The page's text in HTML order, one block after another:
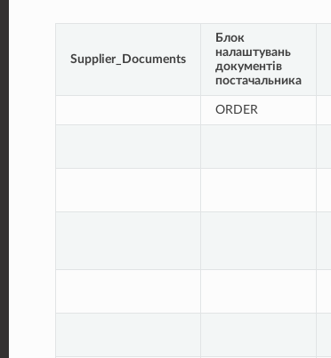
Supplier_Documents
Блок
налаштувань
документів
постачальника
ORDER